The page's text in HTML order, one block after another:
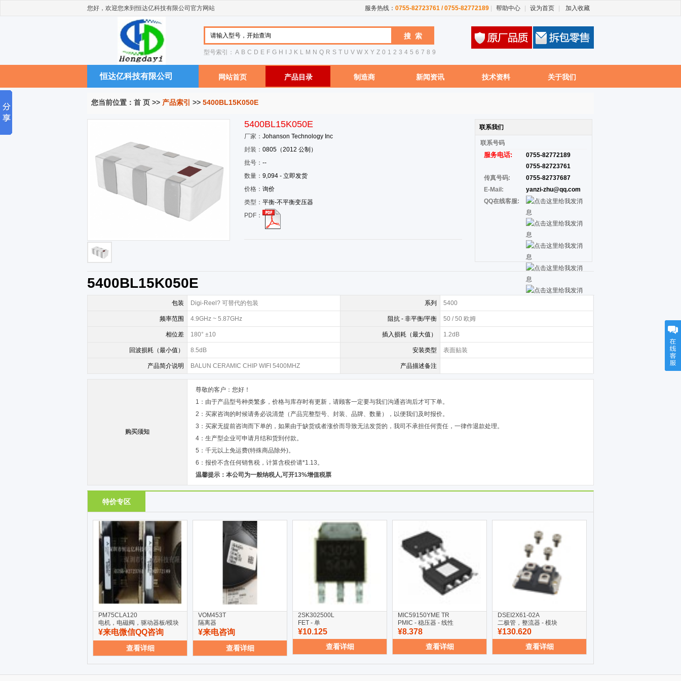
您好，欢迎您来到恒达亿科技有限公司官方网站 服务热线： 0755-82723761 / 0755-82772189 帮助中心 设为首页 加入收藏
型号索引： A B C D E F G H J K L M N Q R S T U V W X Y Z 0 1 2 3 4 5 6 7 8 9
恒达亿科技有限公司 网站首页 产品目录 制造商 新闻资讯 技术资料 关于我们
您当前位置： 首 页 >> 产品索引 >> 5400BL15K050E
5400BL15K050E
厂家： Johanson Technology Inc
封装： 0805（2012 公制）
批号： --
数量： 9,094 - 立即发货
价格： 询价
类型： 平衡-不平衡变压器
PDF：
联系我们
联系号码
服务电话:
0755-82772189
0755-82723761
传真号码:
0755-82737687
E-Mail:
yanzi-zhu@qq.com
QQ在线客服:
5400BL15K050E
包装 Digi-Reel? 可替代的包装 系列 5400
频率范围 4.9GHz ~ 5.87GHz 阻抗 - 非平衡/平衡 50 / 50 欧姆
相位差 180° ±10 插入损耗（最大值） 1.2dB
回波损耗（最小值） 8.5dB 安装类型 表面贴装
产品简介说明 BALUN CERAMIC CHIP WIFI 5400MHZ 产品描述备注
购买须知
尊敬的客户：您好！
1：由于产品型号种类繁多，价格与库存时有更新，请顾客一定要与我们沟通咨询后才可下单。
2：买家咨询的时候请务必说清楚（产品完整型号、封装、品牌、数量），以便我们及时报价。
3：买家无提前咨询而下单的，如果由于缺货或者涨价而导致无法发货的，我司不承担任何责任，一律作退款处理。
4：生产型企业可申请月结和货到付款。
5：千元以上免运费(特殊商品除外)。
6：报价不含任何销售税，计算含税价请*1.13。
温馨提示：本公司为一般纳税人,可开13%增值税票
特价专区
PM75CLA120
电机，电磁阀，驱动器板/模块
¥来电微信QQ咨询
查看详细
VOM453T
隔离器
¥来电咨询
查看详细
2SK302500L
FET - 单
¥10.125
查看详细
MIC59150YME TR
PMIC - 稳压器 - 线性
¥8.378
查看详细
DSEI2X61-02A
二极管，整流器 - 模块
¥130.620
查看详细